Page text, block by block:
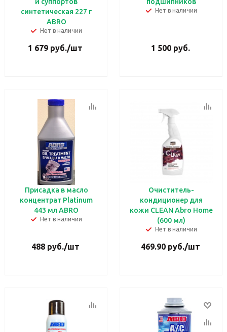
синтетическая 227 г
ABRO
Нет в наличии
1 679 руб./шт
Нет в наличии
1 500руб.
Присадка в масло
концентрат Platinum
443 мл ABRO
Нет в наличии
488руб./шт
Очиститель-
кондиционер для
кожи CLEAN Abro Home
(600 мл)
Нет в наличии
469.90руб./шт